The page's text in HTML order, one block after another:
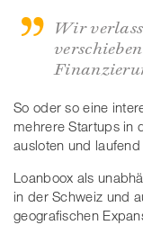
Wir
So oder so eine
mehrere Startups in
ausloten und
Loanboox als
in der Schweiz und
geografischen